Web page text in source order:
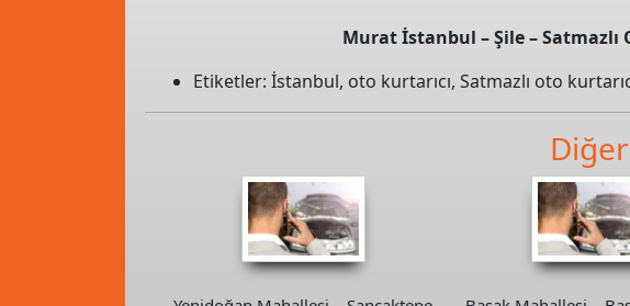
Murat İstanbul – Şile – Satmazlı
Etiketler: İstanbul, oto kurtarıcı, Satmazlı oto